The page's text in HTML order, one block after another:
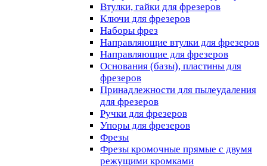
Втулки, гайки для фрезеров
Ключи для фрезеров
Наборы фрез
Направляющие втулки для фрезеров
Направляющие для фрезеров
Основания (базы), пластины для
фрезеров
Принадлежности для пылеудаления
для фрезеров
Ручки для фрезеров
Упоры для фрезеров
Фрезы
Фрезы кромочные прямые с двумя
режущими кромками